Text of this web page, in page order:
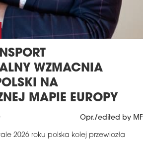
WZMACNIA
NA
MAPIE EUROPY
Opr./edited by MF
2026 roku polska kolej przewiozła